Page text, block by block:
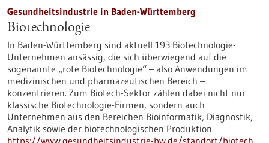
Gesundheitsindustrie in Baden-Württemberg
Biotechnologie
In Baden-Württemberg sind aktuell 193 Biotechnologie-
Unternehmen ansässig, die sich überwiegend auf die
sogenannte „rote Biotechnologie“ – also Anwendungen im
medizinischen und pharmazeutischen Bereich –
konzentrieren. Zum Biotech-Sektor zählen dabei nicht nur
klassische Biotechnologie-Firmen, sondern auch
Unternehmen aus den Bereichen Bioinformatik, Diagnostik,
Analytik sowie der biotechnologischen Produktion.
https://www.gesundheitsindustrie-bw.de/standort/biotech